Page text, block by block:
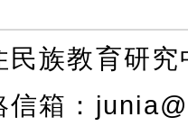
民族教育研究
信箱：